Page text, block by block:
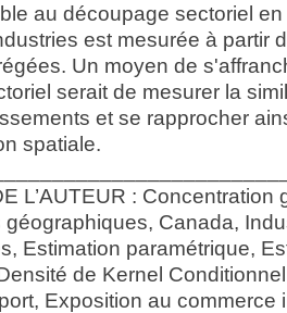
au découpage sectoriel
est mesurée à partir
Un moyen de
serait de mesurer la
et se rapprocher
spatiale.
L’AUTEUR : Concentration
géographiques, Canada,
Estimation paramétrique,
de Kernel
Exposition au commerce